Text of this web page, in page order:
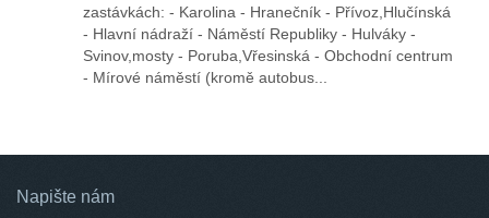
zastávkách: - Karolina - Hranečník - Přívoz,Hlučínská
- Hlavní nádraží - Náměstí Republiky - Hulváky -
Svinov,mosty - Poruba,Vřesinská - Obchodní centrum
- Mírové náměstí (kromě autobus...
Napište nám